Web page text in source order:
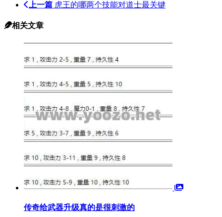
上一篇 虎王的哪两个技能对道士最关键
相关文章
传奇给武器升级真的是很刺激的